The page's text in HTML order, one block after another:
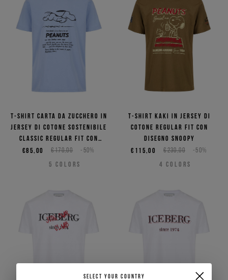
T-shirt carta da zucchero in
jersey di cotone sostenibile
classic regular fit con
stampa Snoopy
€170,00 -50%
€85,00
5 COLORS
T-shirt kaki in jersey di
cotone regular fit con
disegno Snoopy
€230,00 -50%
€115,00
4 COLORS
SELECT YOUR COUNTRY